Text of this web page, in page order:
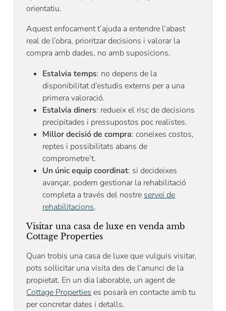
orientatiu.
Aquest enfocament t’ajuda a entendre l’abast
real de l’obra, prioritzar decisions i valorar la
compra amb dades, no amb suposicions.
Estalvia temps: no depens de la
disponibilitat d’estudis externs per a una
primera valoració.
Estalvia diners: redueix el risc de decisions
precipitades i pressupostos poc realistes.
Millor decisió de compra: coneixes costos,
reptes i possibilitats abans de
comprometre’t.
Un únic equip coordinat: si decideixes
avançar, podem gestionar la rehabilitació
completa a través del nostre servei de
rehabilitacions.
Visitar una casa de luxe en venda amb
Cottage Properties
Quan trobis una casa de luxe que vulguis visitar,
pots sol·licitar una visita des de l’anunci de la
propietat. En un dia laborable, un agent de
Cottage Properties es posarà en contacte amb tu
per concretar dates i detalls.